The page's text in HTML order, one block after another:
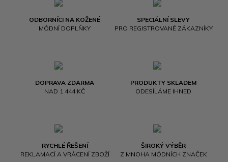
ODBORNÍCI NA KOŽENÉ
MÓDNÍ DOPLŇKY
SPECIÁLNÍ SLEVY
PRO REGISTROVANÉ ZÁKAZNÍKY
DOPRAVA ZDARMA
NAD 1 444 KČ
PRODUKTY SKLADEM
ODESÍLÁME IHNED
RYCHLÉ ŘEŠENÍ
REKLAMACÍ A VRÁCENÍ ZBOŽÍ
ŠIROKÝ VÝBĚR
Z MNOHA MÓDNÍCH ZNAČEK